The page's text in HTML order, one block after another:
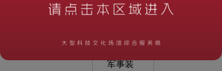
在打造
一个瑰
堂，通
军事装